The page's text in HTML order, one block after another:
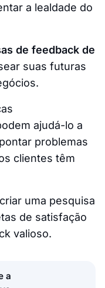
a lealdade do
de feedback de
suas futuras
ajudá-lo a
problemas
clientes têm
uma pesquisa
de satisfação
valioso.
a